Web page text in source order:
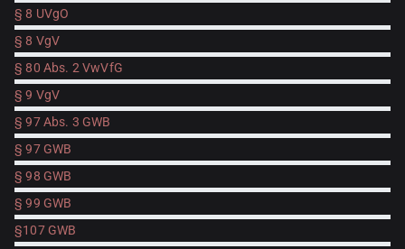
§ 8 UVgO
§ 8 VgV
§ 80 Abs. 2 VwVfG
§ 9 VgV
§ 97 Abs. 3 GWB
§ 97 GWB
§ 98 GWB
§ 99 GWB
§107 GWB